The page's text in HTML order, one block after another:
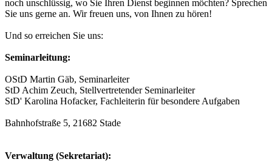
noch unschlüssig, wo Sie Ihren Dienst beginnen möchten? Sprechen
Sie uns gerne an. Wir freuen uns, von Ihnen zu hören!
Und so erreichen Sie uns:
Seminarleitung:
OStD Martin Gäb, Seminarleiter
StD Achim Zeuch, Stellvertretender Seminarleiter
StD' Karolina Hofacker, Fachleiterin für besondere Aufgaben
Bahnhofstraße 5, 21682 Stade
Verwaltung (Sekretariat):